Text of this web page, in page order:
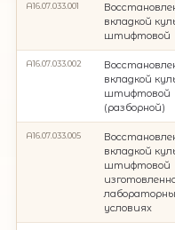
A16.07.033.001
вкладкой
штифтовой
A16.07.033.002
вкладкой
штифтовой
(разборной)
A16.07.033.005
вкладкой
штифтовой
условиях